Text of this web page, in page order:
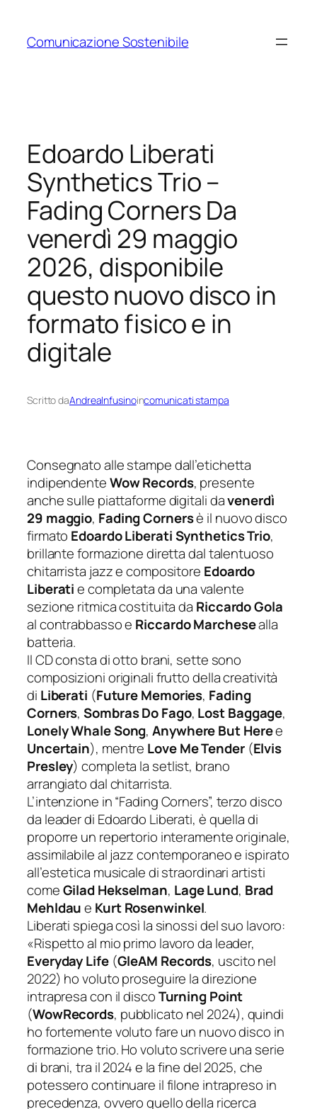
contenuto
Comunicazione Sostenibile
Edoardo Liberati
Synthetics Trio –
Fading Corners Da
venerdì 29 maggio
2026, disponibile
questo nuovo disco in
formato fisico e in
digitale
Scritto daAndreaInfusinoincomunicati stampa
Consegnato alle stampe dall’etichetta
indipendenteWow Records, presente
anche sulle piattaforme digitali davenerdì
29 maggio, Fading Cornersè il nuovo disco
firmato Edoardo Liberati Synthetics Trio,
brillante formazione diretta dal talentuoso
chitarrista jazz e compositore Edoardo
Liberatie completata da una valente
sezione ritmica costituita da Riccardo Gola
al contrabbasso e Riccardo Marchesealla
batteria.
Il CD consta di otto brani, sette sono
composizioni originali frutto della creatività
di Liberati (Future Memories, Fading
Corners,Sombras Do Fago, Lost Baggage,
Lonely Whale Song,Anywhere But Heree
Uncertain), mentre Love Me Tender(Elvis
Presley) completa la setlist, brano
arrangiato dal chitarrista.
L’intenzione in “Fading Corners”, terzo disco
da leader di Edoardo Liberati, è quella di
proporre un repertorio interamente originale,
assimilabile al jazz contemporaneo e ispirato
all’estetica musicale di straordinari artisti
comeGilad Hekselman, Lage Lund, Brad
Mehldaue Kurt Rosenwinkel.
Liberati spiega così la sinossi del suo lavoro:
«Rispetto al mio primo lavoro da leader,
Everyday Life(GleAM Records, uscito nel
2022) ho voluto proseguire la direzione
intrapresa con il discoTurning Point
(WowRecords, pubblicato nel 2024), quindi
ho fortemente voluto fare un nuovo disco in
formazione trio.Ho voluto scrivere una serie
di brani, tra il 2024 e la fine del 2025, che
potessero continuare il filone intrapreso in
precedenza, ovvero quello della ricerca